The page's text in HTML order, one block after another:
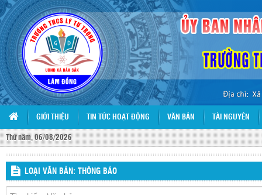
GIỚI THIỆU TIN TỨC HOẠT ĐỘNG VĂN BẢN TÀI NGUYÊN
Thứ năm, 06/08/2026
LOẠI VĂN BẢN: THÔNG BÁO